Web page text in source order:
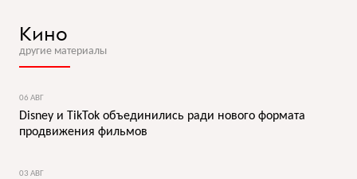
Кино
другие материалы
06 АВГ
Disney и TikTok объединились ради нового формата
продвижения фильмов
03 АВГ